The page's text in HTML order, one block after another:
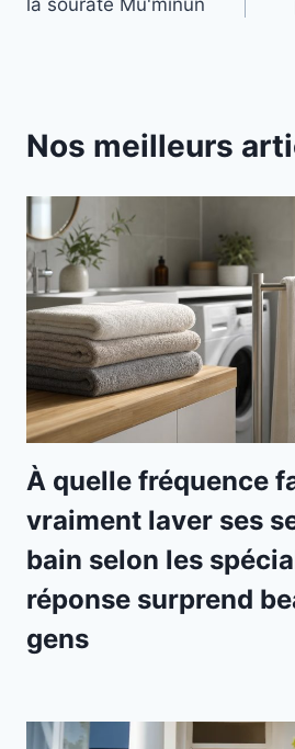
la sourate Mu'minun
Nos meilleurs
À quelle fréquence
vraiment laver ses
bain selon les
réponse surprend
gens